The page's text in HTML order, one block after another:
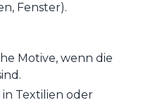
Fenster).
Motive, wenn die
Textilien oder